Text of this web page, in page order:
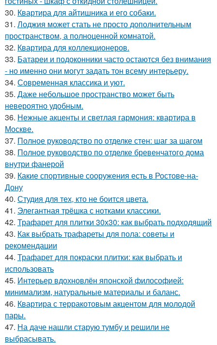
30. Квартира для айтишника и его собаки.
31. Лоджия может стать не просто дополнительным
пространством, а полноценной комнатой.
32. Квартира для коллекционеров.
33. Батареи и подоконники часто остаются без внимания
- но именно они могут задать тон всему интерьеру.
34. Современная классика и уют.
35. Даже небольшое пространство может быть
невероятно удобным.
36. Нежные акценты и светлая гармония: квартира в
Москве.
37. Полное руководство по отделке стен: шаг за шагом
38. Полное руководство по отделке бревенчатого дома
внутри фанерой
39. Какие спортивные сооружения есть в Ростове-на-
Дону
40. Студия для тех, кто не боится цвета.
41. Элегантная трёшка с нотками классики.
42. Трафарет для плитки 30х30: как выбрать подходящий
43. Как выбрать трафареты для пола: советы и
рекомендации
44. Трафарет для покраски плитки: как выбрать и
использовать
45. Интерьер вдохновлён японской философией:
минимализм, натуральные материалы и баланс.
46. Квартира с терракотовым акцентом для молодой
пары.
47. На даче нашли старую тумбу и решили не
выбрасывать.